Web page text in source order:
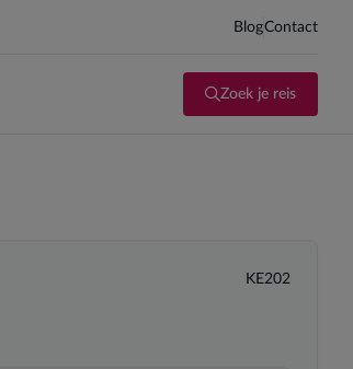
BlogContact
Zoek je reis
KE202